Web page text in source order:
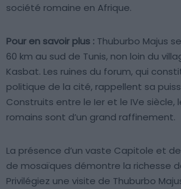
société romaine en Afrique.
Pour en savoir plus : Thuburbo Majus
60 km au sud de Tunis, non loin du
Kasbat. Les ruines du forum, qui
politique de la cité, rappellent sa
Construits entre le Ier et le IVe siècle,
romains sont d’un grand raffinement.
La présence d’un vaste Capitole et
de mosaïques démontre la richesse
Privilégiez une visite de Thuburbo